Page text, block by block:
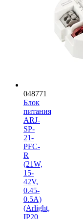
048771
Блок
питания
ARJ-
SP-
21-
PFC-
R
(21W,
15-
42V,
0.45-
0.5A)
(Arlight,
IP20